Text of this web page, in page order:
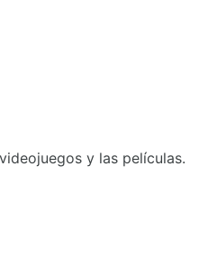
y las películas.